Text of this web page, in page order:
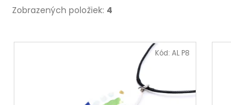
Zobrazených položiek: 4
V
Kód: AL P8